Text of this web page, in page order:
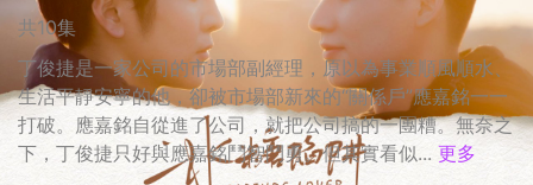
共10集
丁俊捷是一家公司的市場部副經理，原以為事業順風順水、
生活平靜安寧的他，卻被市場部新來的“關係戶”應嘉銘一一
打破。應嘉銘自從進了公司，就把公司搞的一團糟。無奈之
下，丁俊捷只好與應嘉銘鬥智鬥勇。但其實看似... 更多